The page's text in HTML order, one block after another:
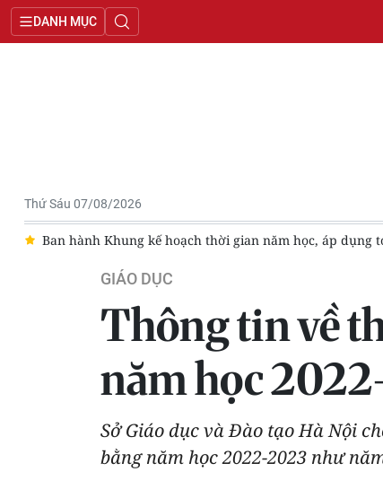
DANH MỤC
Thứ Sáu 07/08/2026
Ban hành Khung kế hoạch thời gian năm học, áp dụng
GIÁO DỤC
Thông tin về
năm học
Sở Giáo dục và Đào tạo Hà Nội
bằng năm học 2022-2023 như